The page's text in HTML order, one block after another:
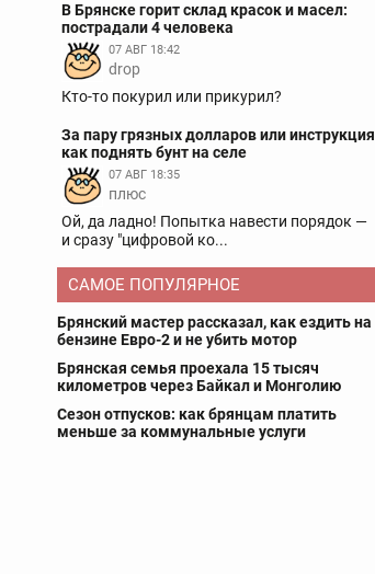
В Брянске горит склад красок и масел:
пострадали 4 человека
07 АВГ 18:42
drop
Кто-то покурил или прикурил?
За пару грязных долларов или инструкция
как поднять бунт на селе
07 АВГ 18:35
плюс
Ой, да ладно! Попытка навести порядок —
и сразу "цифровой ко...
САМОЕ ПОПУЛЯРНОЕ
Брянский мастер рассказал, как ездить на
бензине Евро-2 и не убить мотор
Брянская семья проехала 15 тысяч
километров через Байкал и Монголию
Сезон отпусков: как брянцам платить
меньше за коммунальные услуги